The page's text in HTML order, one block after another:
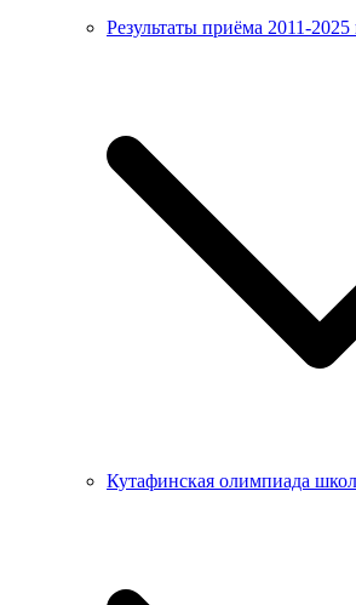
Результаты приёма 2011-2025
Кутафинская олимпиада